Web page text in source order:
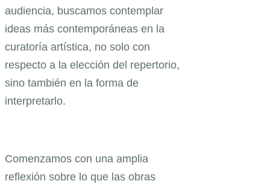
audiencia, buscamos contemplar
ideas más contemporáneas en la
curatoría artística, no solo con
respecto a la elección del repertorio,
sino también en la forma de
interpretarlo.
Comenzamos con una amplia
reflexión sobre lo que las obras